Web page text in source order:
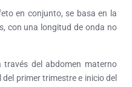
en conjunto, se basa en la
con una longitud de onda no
del abdomen materno
primer trimestre e inicio del